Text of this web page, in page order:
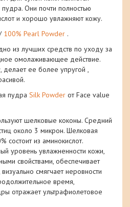
Они почти полностью
и хорошо увлажняют кожу.
100% Pearl Powder .
из лучших средств по уходу за
омолаживающее действие.
ee более упругой ,
пудра Silk Powder от Face value
шелковые коконы. Средний
около 3 микрон. Шелковая
состоит из аминокислот.
уровень увлажненности кожи,
свойствами, обеспечивает
смягчает неровности
время,
отражает ультрафиолетовое